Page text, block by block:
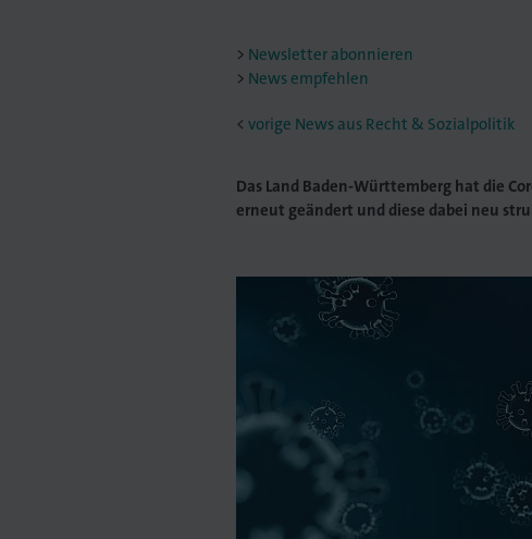
Newsletter abonnieren
News empfehlen
< vorige News aus Recht & Sozialpolitik
Das Land Baden-Württemberg hat die
erneut geändert und diese dabei neu